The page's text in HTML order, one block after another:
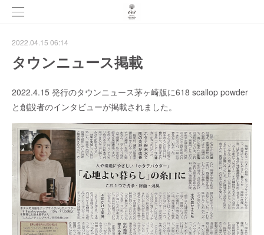
2022.04.15 06:14
タウンニュース掲載
2022.4.15 発行のタウンニュース茅ヶ崎版に618 scallop powder
と創設者のインタビューが掲載されました。